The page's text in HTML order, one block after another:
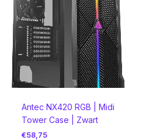
Antec NX420 RGB | Midi
Tower Case | Zwart
€58,75